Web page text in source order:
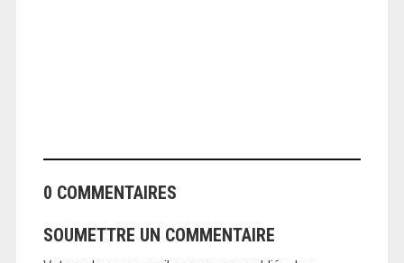
0 COMMENTAIRES
SOUMETTRE UN COMMENTAIRE